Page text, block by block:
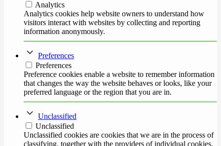
Analytics
Analytics cookies help website owners to understand how
visitors interact with websites by collecting and reporting
information anonymously.
Preferences
Preferences
Preference cookies enable a website to remember information
that changes the way the website behaves or looks, like your
preferred language or the region that you are in.
Unclassified
Unclassified
Unclassified cookies are cookies that we are in the process of
classifying, together with the providers of individual cookies.